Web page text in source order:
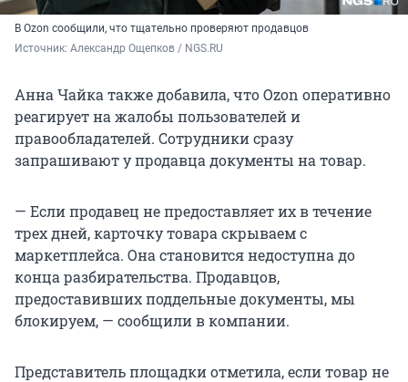
В Ozon сообщили, что тщательно проверяют продавцов
Источник: Александр Ощепков / NGS.RU
Анна Чайка также добавила, что Ozon оперативно
реагирует на жалобы пользователей и
правообладателей. Сотрудники сразу
запрашивают у продавца документы на товар.
— Если продавец не предоставляет их в течение
трех дней, карточку товара скрываем с
маркетплейса. Она становится недоступна до
конца разбирательства. Продавцов,
предоставивших поддельные документы, мы
блокируем, — сообщили в компании.
Представитель площадки отметила, если товар не